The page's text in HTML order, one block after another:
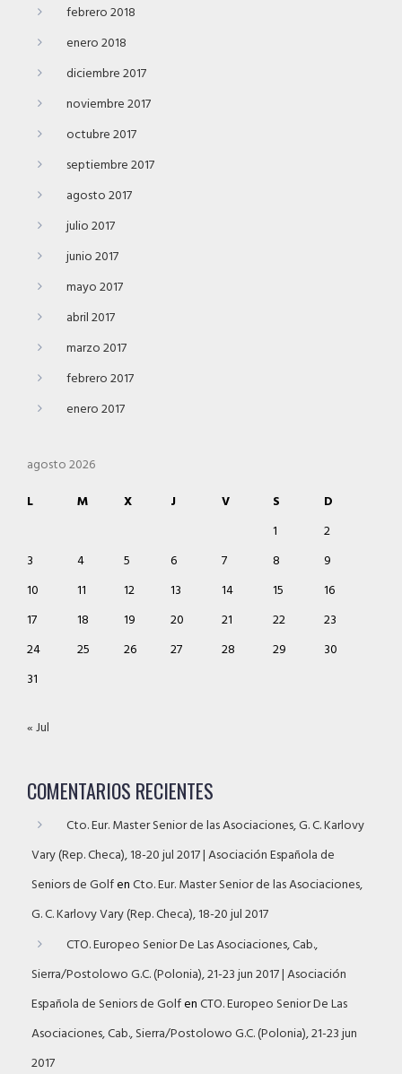
febrero 2018
enero 2018
diciembre 2017
noviembre 2017
octubre 2017
septiembre 2017
agosto 2017
julio 2017
junio 2017
mayo 2017
abril 2017
marzo 2017
febrero 2017
enero 2017
agosto 2026
L
M X J V S
D
1
2
3
4 5 6 7 8
9
10
11 12 13 14 15
16
17
18 19 20 21 22
23
24
25 26 27 28 29
30
31
« Jul
COMENTARIOS RECIENTES
Cto. Eur. Master Senior de las Asociaciones, G. C. Karlovy
Vary (Rep. Checa), 18-20 jul 2017 | Asociación Española de
Seniors de GolfenCto. Eur. Master Senior de las Asociaciones,
G. C. Karlovy Vary (Rep. Checa), 18-20 jul 2017
CTO. Europeo Senior De Las Asociaciones, Cab.,
Sierra/Postolowo G.C. (Polonia), 21-23 jun 2017 | Asociación
Española de Seniors de GolfenCTO. Europeo Senior De Las
Asociaciones, Cab., Sierra/Postolowo G.C. (Polonia), 21-23 jun
2017